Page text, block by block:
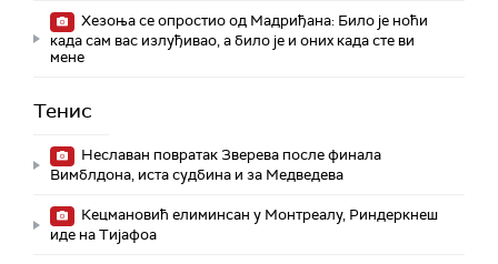
Хезоња се опростио од Мадриђана: Било је ноћи
када сам вас излуђивао, а било је и оних када сте ви
мене
Тенис
Неславан повратак Зверева после финала
Вимблдона, иста судбина и за Медведева
Кецмановић елиминсан у Монтреалу, Риндеркнеш
иде на Тијафоа